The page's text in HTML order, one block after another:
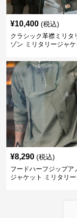
¥10,400 (税込)
クラシック革襟ミリタ
ゾン ミリタリージャケ
¥8,290 (税込)
フードハーフジップア
ジャケット ミリタリ